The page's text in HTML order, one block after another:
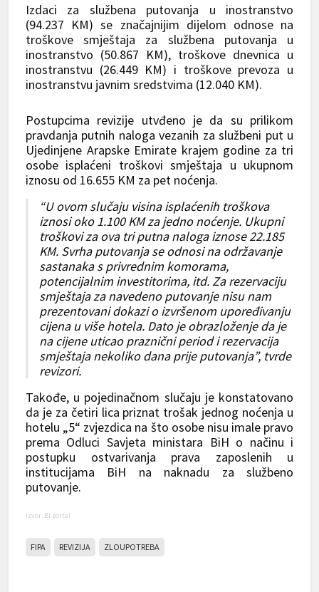
Izdaci za službena putovanja u inostranstvo
(94.237 KM) se značajnijim dijelom odnose na
troškove smještaja za službena putovanja u
inostranstvo (50.867 KM), troškove dnevnica u
inostranstvu (26.449 KM) i troškove prevoza u
inostranstvu javnim sredstvima (12.040 KM).
Postupcima revizije utvđeno je da su prilikom
pravdanja putnih naloga vezanih za službeni put u
Ujedinjene Arapske Emirate krajem godine za tri
osobe isplaćeni troškovi smještaja u ukupnom
iznosu od 16.655 KM za pet noćenja.
“U ovom slučaju visina isplaćenih troškova
iznosi oko 1.100 KM za jedno noćenje. Ukupni
troškovi za ova tri putna naloga iznose 22.185
KM. Svrha putovanja se odnosi na održavanje
sastanaka s privrednim komorama,
potencijalnim investitorima, itd. Za rezervaciju
smještaja za navedeno putovanje nisu nam
prezentovani dokazi o izvršenom upoređivanju
cijena u više hotela. Dato je obrazloženje da je
na cijene uticao praznični period i rezervacija
smještaja nekoliko dana prije putovanja”, tvrde
revizori.
Takođe, u pojedinačnom slučaju je konstatovano
da je za četiri lica priznat trošak jednog noćenja u
hotelu „5“ zvjezdica na što osobe nisu imale pravo
prema Odluci Savjeta ministara BiH o načinu i
postupku ostvarivanja prava zaposlenih u
institucijama BiH na naknadu za službeno
putovanje.
Izvor: Bl portal
FIPA REVIZIJA ZLOUPOTREBA